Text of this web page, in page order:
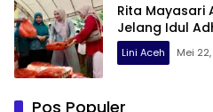
Rita Mayasari
Jelang Idul
Lini Aceh Mei
Pos Populer